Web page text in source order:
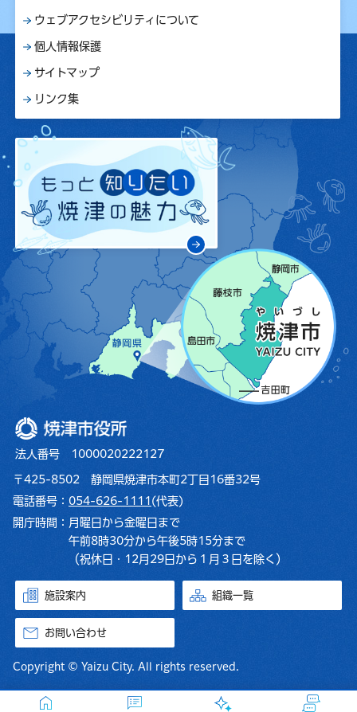
ウェブアクセシビリティについて
個人情報保護
サイトマップ
リンク集
焼津市役所
法人番号 1000020222127
〒425-8502 静岡県焼津市本町2丁目16番32号
電話番号： 054-626-1111 (代表)
開庁時間： 月曜日から金曜日まで
午前8時30分から午後5時15分まで
（祝休日・12月29日から１月３日を除く）
施設案内 組織一覧
お問い合わせ
Copyright © Yaizu City. All rights reserved.